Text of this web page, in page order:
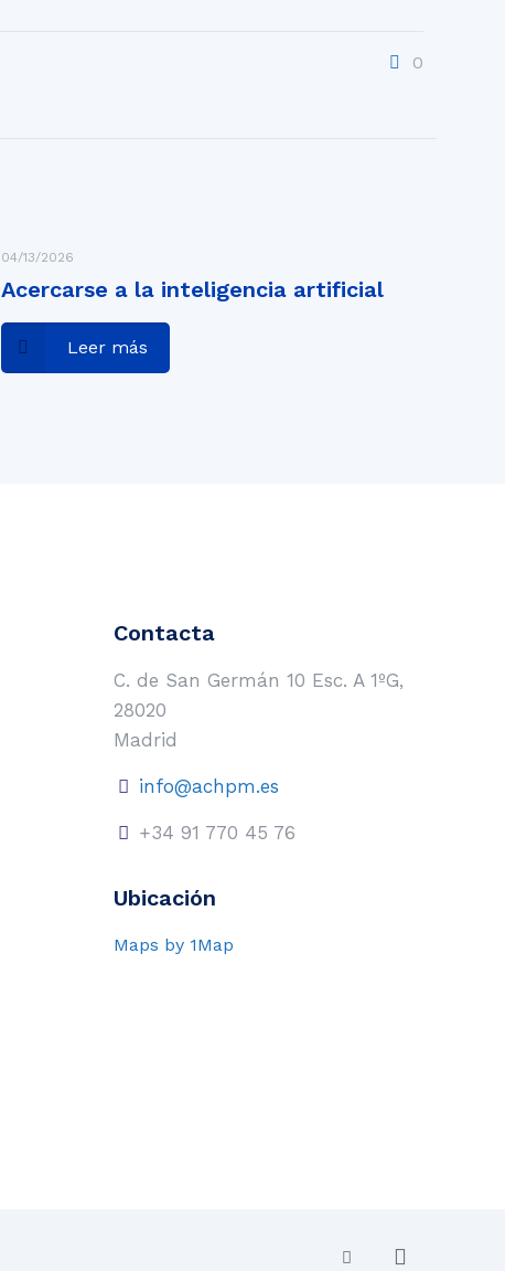
0
04/13/2026
Acercarse a la inteligencia artificial
Leer más
Contacta
C. de San Germán 10 Esc. A 1ºG,
28020
Madrid
info@achpm.es
+34 91 770 45 76
Ubicación
Maps by 1Map